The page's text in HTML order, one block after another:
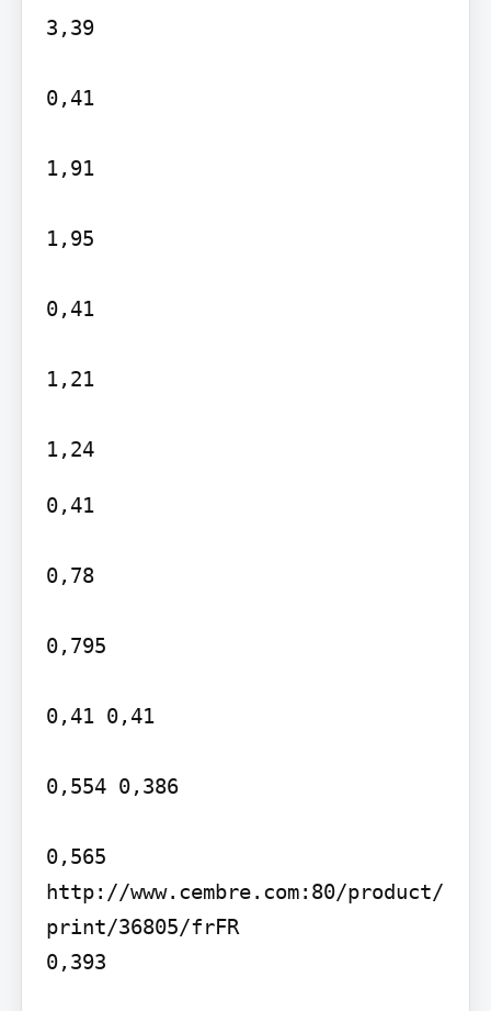
3,39
0,41
1,91
1,95
0,41
1,21
1,24
0,41
0,78
0,795
0,41 0,41
0,554 0,386
0,565
http://www.cembre.com:80/product/
print/36805/frFR
0,393